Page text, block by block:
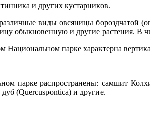
и других кустарников.
виды овсяницы бороздчатой
обыкновенную и другие растения. В
парке характерна
парке распространены: самшит
(Quercuspontica) и другие.